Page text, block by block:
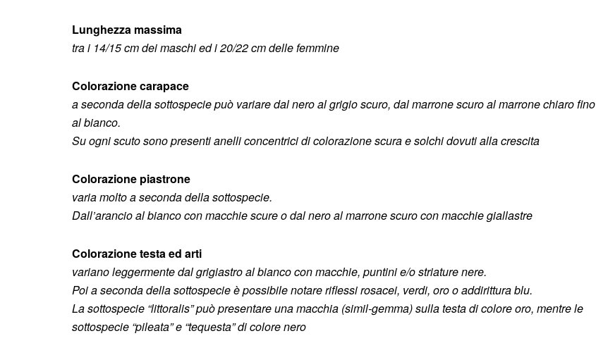
Lunghezza massima
tra i 14/15 cm dei maschi ed i 20/22 cm delle femmine
Colorazione carapace
a seconda della sottospecie può variare dal nero al grigio scuro, dal marrone scuro al marrone chiarofino
al bianco.
Su ogni scuto sono presenti anelli concentrici di colorazione scura e solchi dovuti alla crescita
Colorazione piastrone
varia molto a seconda della sottospecie.
Dall’arancio al bianco con macchie scure o dal nero al marrone scuro con macchie giallastre
Colorazione testa ed arti
variano leggermente dal grigiastro al bianco con macchie, puntini e/o striature nere.
Poi a seconda della sottospecie è possibile notare riflessi rosacei, verdi, oro o addirittura blu.
La sottospecie “littoralis” può presentare una macchia (simil-gemma) sulla testa di colore oro, mentre le
sottospecie “pileata” e “tequesta” di colore nero